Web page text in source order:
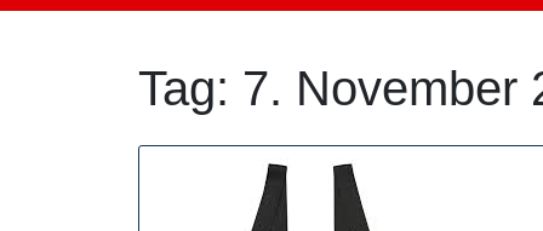
Tag: 7. November